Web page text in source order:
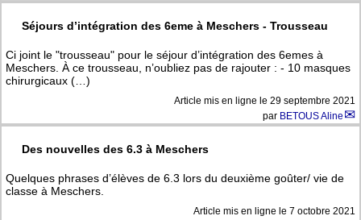
Séjours d’intégration des 6eme à Meschers - Trousseau
Ci joint le "trousseau" pour le séjour d’intégration des 6emes à
Meschers. À ce trousseau, n’oubliez pas de rajouter : - 10 masques
chirurgicaux (…)
Article mis en ligne le 29 septembre 2021
par BETOUS Aline
Des nouvelles des 6.3 à Meschers
Quelques phrases d’élèves de 6.3 lors du deuxième goûter/ vie de
classe à Meschers.
Article mis en ligne le 7 octobre 2021